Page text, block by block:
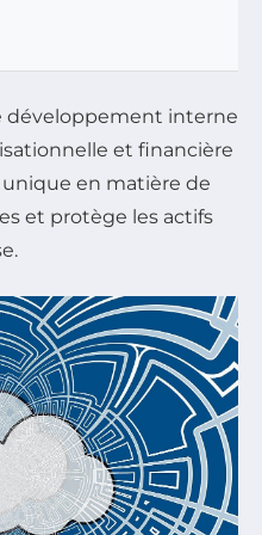
développement interne
et financière
en matière de
et protège les actifs